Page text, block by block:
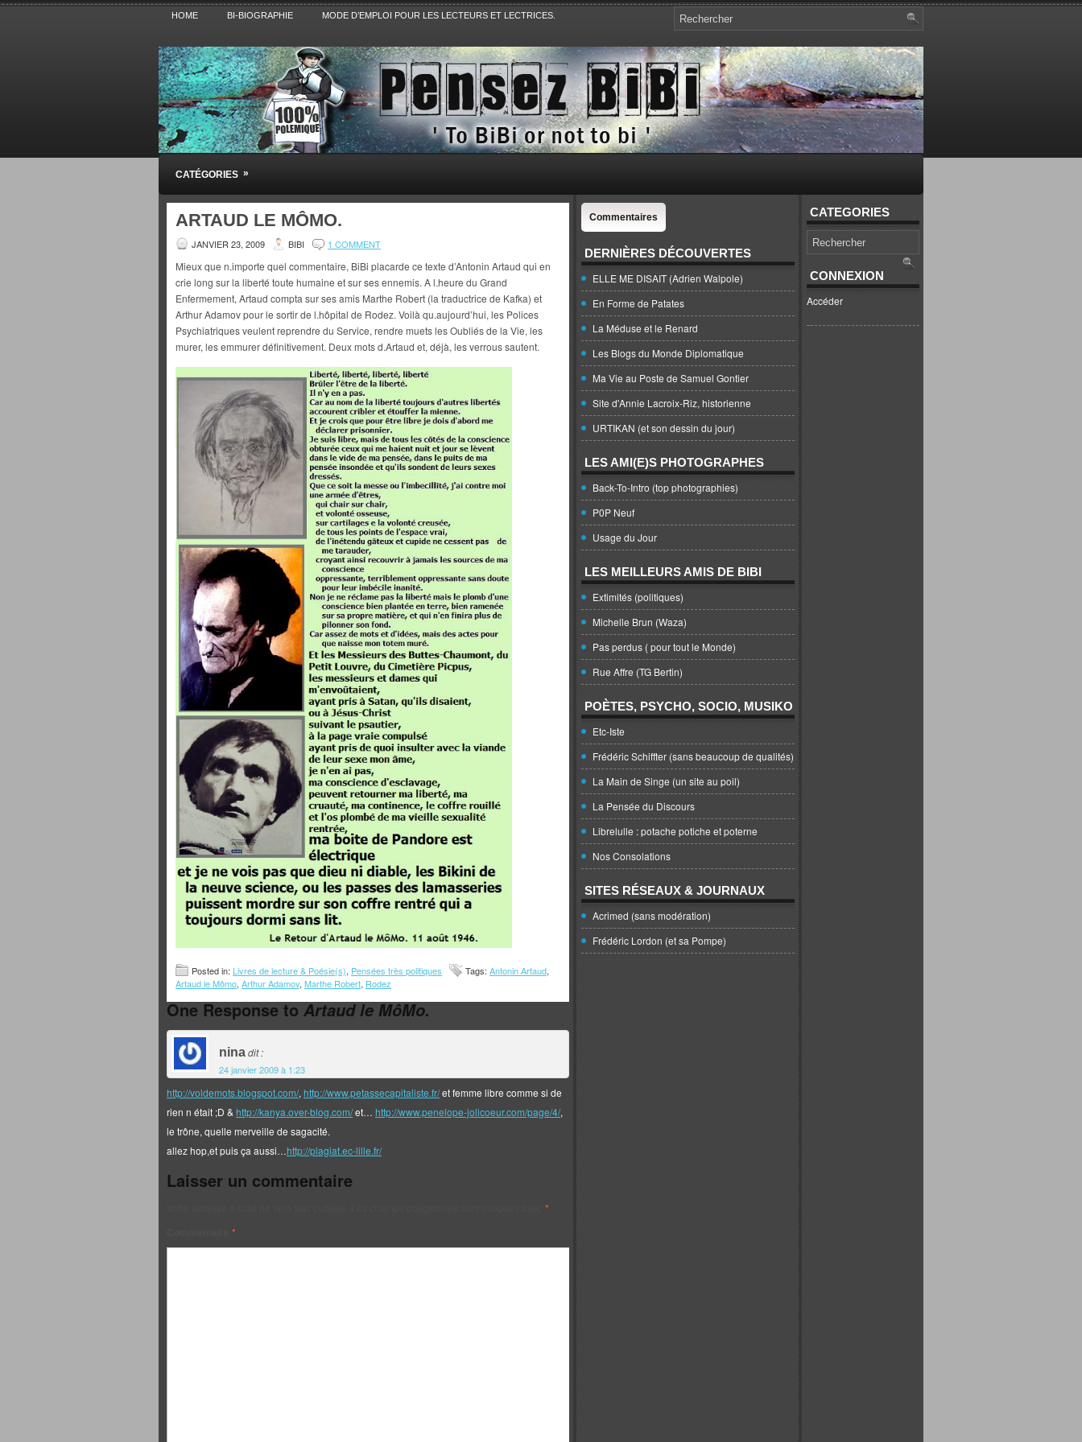
HOME BI-BIOGRAPHIE MODE D’EMPLOI POUR LES LECTEURS ET LECTRICES.
Pensez BiBi
Blog polémique sur l'Actualité, la Culture, la Politique, le Sport,. Avec Revue de presse et de blogs.
CATÉGORIES »
ARTAUD LE MÔMO.
JANVIER 23, 2009 BIBI 1 COMMENT
Mieux que n.importe quel commentaire, BiBi placarde ce texte d’Antonin Artaud qui en
crie long sur la liberté toute humaine et sur ses ennemis. A l.heure du Grand
Enfermement, Artaud compta sur ses amis Marthe Robert (la traductrice de Kafka) et
Arthur Adamov pour le sortir de l.hôpital de Rodez. Voilà qu.aujourd’hui, les Polices
Psychiatriques veulent reprendre du Service, rendre muets les Oubliés de la Vie, les
murer, les emmurer définitivement. Deux mots d.Artaud et, déjà, les verrous sautent.
Posted in: Livres de lecture & Poésie(s), Pensées très politiques Tags: Antonin Artaud,
Artaud le Mômo, Arthur Adamov, Marthe Robert, Rodez
One Response toArtaud le MôMo.
ninadit :
24 janvier 2009 à 1:23
http://voldemots.blogspot.com/, http://www.petassecapitaliste.fr/et femme libre comme si de
rien n était ;D & http://kanya.over-blog.com/et… http://www.penelope-jolicoeur.com/page/4/,
le trône, quelle merveille de sagacité.
allez hop,et puis ça aussi…http://plagiat.ec-lille.fr/
Laisser un commentaire
*
*
Commentaires
DERNIÈRES DÉCOUVERTES
ELLE ME DISAIT (Adrien Walpole)
En Forme de Patates
La Méduse et le Renard
Les Blogs du Monde Diplomatique
Ma Vie au Poste de Samuel Gontier
Site d'Annie Lacroix-Riz, historienne
URTIKAN (et son dessin du jour)
LES AMI(E)S PHOTOGRAPHES
Back-To-Intro (top photographies)
P0P Neuf
Usage du Jour
LES MEILLEURS AMIS DE BIBI
Extimités (politiques)
Michelle Brun (Waza)
Pas perdus ( pour tout le Monde)
Rue Affre (TG Bertin)
POÈTES, PSYCHO, SOCIO, MUSIKO
Etc-Iste
Frédéric Schiffter (sans beaucoup de qualités)
La Main de Singe (un site au poil)
La Pensée du Discours
Librelulle : potache potiche et poterne
Nos Consolations
SITES RÉSEAUX & JOURNAUX
Acrimed (sans modération)
Frédéric Lordon (et sa Pompe)
CATEGORIES
CONNEXION
Accéder